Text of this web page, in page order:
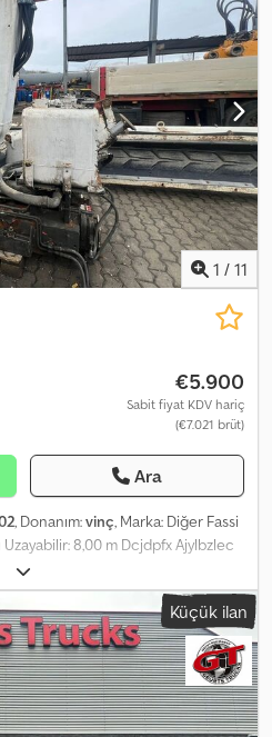
1 / 11
€5.900
Sabit fiyat KDV hariç
(€7.021 brüt)
Ara
, Donanım:vinç, Marka: Diğer Fassi
Uzayabilir: 8,00 m Dcjdpfx Ajylbzlec
5.580 kg
Küçük ilan